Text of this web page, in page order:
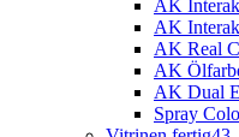
AK
AK
AK Real
AK
AK Dual
Spray